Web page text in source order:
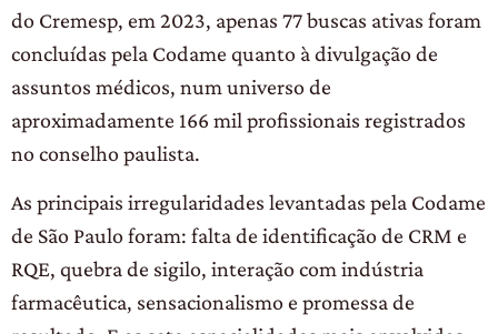
do Cremesp, em 2023, apenas 77 buscas ativas foram
concluídas pela Codame quanto à divulgação de
assuntos médicos, num universo de
aproximadamente 166 mil profissionais registrados
no conselho paulista.
As principais irregularidades levantadas pela Codame
de São Paulo foram: falta de identificação de CRM e
RQE, quebra de sigilo, interação com indústria
farmacêutica, sensacionalismo e promessa de